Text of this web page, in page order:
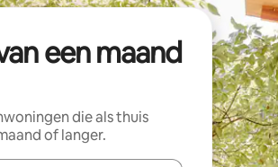
een maand
die als thuis
of langer.